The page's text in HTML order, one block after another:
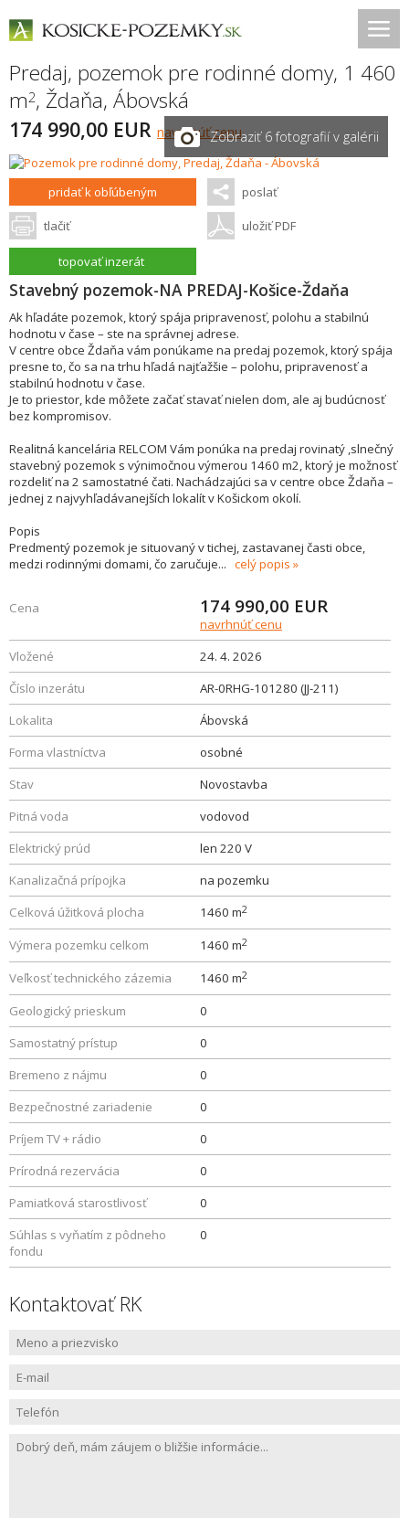
Predaj, pozemok pre rodinné domy, 1 460
m2, Ždaňa, Ábovská
174 990,00 EUR navrhnúť cenuZobraziť 6 fotografií v galérii
pridať k obľúbeným poslať
tlačiť uložiť PDF
topovať inzerát
Stavebný pozemok-NA PREDAJ-Košice-Ždaňa
Ak hľadáte pozemok, ktorý spája pripravenosť, polohu a stabilnú
hodnotu v čase – ste na správnej adrese.
V centre obce Ždaňa vám ponúkame na predaj pozemok, ktorý spája
presne to, čo sa na trhu hľadá najťažšie – polohu, pripravenosť a
stabilnú hodnotu v čase.
Je to priestor, kde môžete začať stavať nielen dom, ale aj budúcnosť
bez kompromisov.
Realitná kancelária RELCOM Vám ponúka na predaj rovinatý ,slnečný
stavebný pozemok s výnimočnou výmerou 1460 m2, ktorý je možnosť
rozdeliť na 2 samostatné čati. Nachádzajúci sa v centre obce Ždaňa –
jednej z najvyhľadávanejších lokalít v Košickom okolí.
Popis
Predmentý pozemok je situovaný v tichej, zastavanej časti obce,
medzi rodinnými domami, čo zaručuje... celý popis
Cena 174 990,00 EUR
navrhnúť cenu
Vložené
24. 4. 2026
Číslo inzerátu
AR-0RHG-101280 (JJ-211)
Lokalita
Ábovská
Forma vlastníctva
osobné
Stav
Novostavba
Pitná voda
vodovod
Elektrický prúd
len 220 V
Kanalizačná prípojka
na pozemku
Celková úžitková plocha
1460 m2
Výmera pozemku celkom 1460 m2
Veľkosť technického zázemia 1460 m2
Geologický prieskum
0
Samostatný prístup
0
Bremeno z nájmu
0
Bezpečnostné zariadenie
0
Príjem TV + rádio
0
Prírodná rezervácia
0
Pamiatková starostlivosť
0
Súhlas s vyňatím z pôdneho
fondu
0
Kontaktovať RK